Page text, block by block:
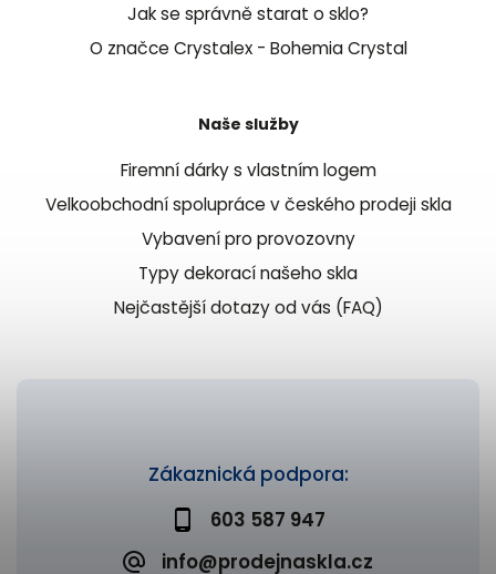
Zákaznická podpora:
603 587 947
info@prodejnaskla.cz
Jak se správně starat o sklo?
O značce Crystalex - Bohemia Crystal
Naše služby
Firemní dárky s vlastním logem
Velkoobchodní spolupráce v českého prodeji skla
Vybavení pro provozovny
Typy dekorací našeho skla
Nejčastější dotazy od vás (FAQ)